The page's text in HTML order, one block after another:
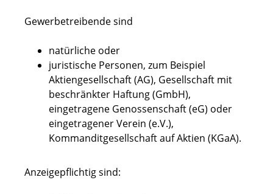
Gewerbetreibende sind
natürliche oder
juristische Personen, zum Beispiel
Aktiengesellschaft (AG), Gesellschaft mit
beschränkter Haftung (GmbH),
eingetragene Genossenschaft (eG) oder
eingetragener Verein (e.V.),
Kommanditgesellschaft auf Aktien (KGaA).
Anzeigepflichtig sind: